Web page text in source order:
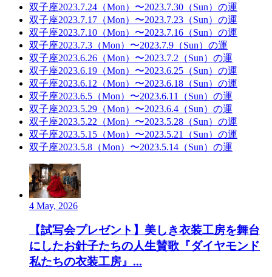
双子座2023.7.24（Mon）〜2023.7.30（Sun）の運
双子座2023.7.17（Mon）〜2023.7.23（Sun）の運
双子座2023.7.10（Mon）〜2023.7.16（Sun）の運
双子座2023.7.3（Mon）〜2023.7.9（Sun）の運
双子座2023.6.26（Mon）〜2023.7.2（Sun）の運
双子座2023.6.19（Mon）〜2023.6.25（Sun）の運
双子座2023.6.12（Mon）〜2023.6.18（Sun）の運
双子座2023.6.5（Mon）〜2023.6.11（Sun）の運
双子座2023.5.29（Mon）〜2023.6.4（Sun）の運
双子座2023.5.22（Mon）〜2023.5.28（Sun）の運
双子座2023.5.15（Mon）〜2023.5.21（Sun）の運
双子座2023.5.8（Mon）〜2023.5.14（Sun）の運
4 May, 2026
【試写会プレゼント】美しき衣装工房を舞台
にしたお針子たちの人生賛歌『ダイヤモンド
私たちの衣装工房』...